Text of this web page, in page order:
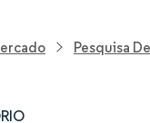
Pesquisa